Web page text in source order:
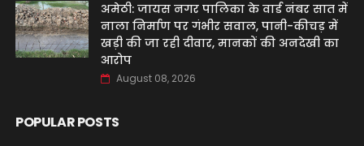
अमेठी: जायस नगर पालिका के वार्ड नंबर सात में
नाला निर्माण पर गंभीर सवाल, पानी-कीचड़ में
खड़ी की जा रही दीवार, मानकों की अनदेखी का
आरोप
August 08, 2026
POPULAR POSTS